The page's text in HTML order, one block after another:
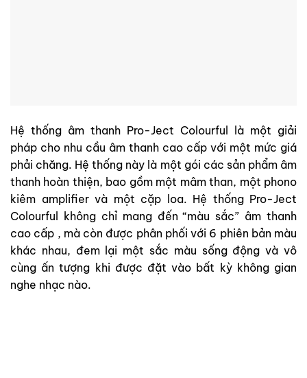
Hệ thống âm thanh Pro-Ject Colourful là một giải
pháp cho nhu cầu âm thanh cao cấp với một mức giá
phải chăng. Hệ thống này là một gói các sản phẩm âm
thanh hoàn thiện, bao gồm một mâm than, một phono
kiêm amplifier và một cặp loa. Hệ thống Pro-Ject
Colourful không chỉ mang đến “màu sắc” âm thanh
cao cấp , mà còn được phân phối với 6 phiên bản màu
khác nhau, đem lại một sắc màu sống động và vô
cùng ấn tượng khi được đặt vào bất kỳ không gian
nghe nhạc nào.